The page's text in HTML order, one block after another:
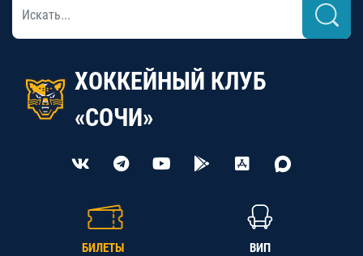
ХОККЕЙНЫЙ КЛУБ
«СОЧИ»
БИЛЕТЫ ВИП